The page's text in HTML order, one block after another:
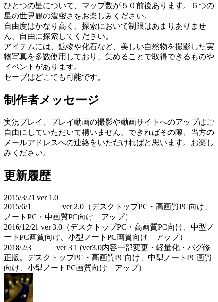
ひとつの星について、マップ数が５０前後あります。６つの
星の世界観の濃密さをお楽しみください。
自由度はかなり高く、探索において制限はあまりありませ
ん。自由に探索してください。
アイテムには、鉱物や化石など、美しい自然物を撮影した実
物写真を多数使用しており、集めることで取得できるものや
イベントがあります。
セーブはどこでも可能です。
制作者メッセージ
実況プレイ、プレイ動画の撮影や動画サイトへのアップはご
自由にしていただいて構いません。できればその際、当方の
メールアドレスへの連絡をいただければと思います。お楽し
みください。
更新履歴
2015/3/21 ver 1.0
2015/6/1 ver 2.0（デスクトップPC・高画質PC向け、
ノートPC・中画質PC向け アップ）
2016/12/21 ver 3.0（デスクトップPC・高画質PC向け、中型ノ
ートPC画質向け、小型ノートPC画質向け アップ）
2018/2/3 ver 3.1 (ver3.0内容一部変更・軽量化・バグ修
正版。デスクトップPC・高画質PC向け、中型ノートPC画質
向け、小型ノートPC画質向け アップ）